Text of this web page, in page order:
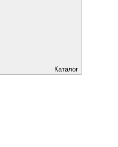
Каталог